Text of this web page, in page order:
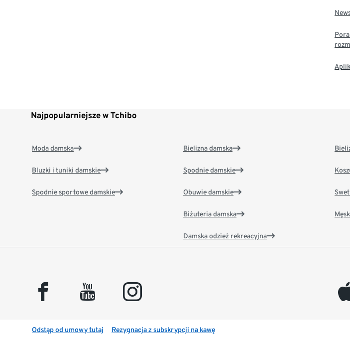
Najpopularniejsze w Tchibo
Moda damska
Bluzki i tuniki damskie
Spodnie sportowe damskie
Bielizna damska
Spodnie damskie
Obuwie damskie
Biżuteria damska
Damska odzież rekreacyjna
facebook youtube instagram
Odstąp od umowy tutaj Rezygnacja z subskrypcji na kawę